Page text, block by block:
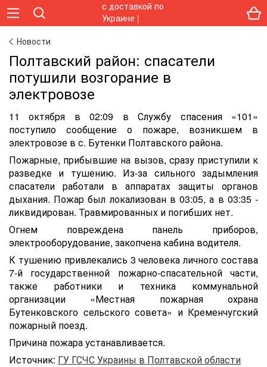
Новости
Полтавский район: спасатели
потушили возгорание в
электровозе
11 октября в 02:09 в Службу спасения «101»
поступило сообщение о пожаре, возникшем в
электровозе в с. Бутенки Полтавского района.
Пожарные, прибывшие на вызов, сразу приступили к
разведке и тушению. Из-за сильного задымления
спасатели работали в аппаратах защиты органов
дыхания. Пожар был локализован в 03:05, а в 03:35 -
ликвидирован. Травмированных и погибших нет.
Огнем повреждена панель приборов,
электрооборудование, закопчена кабина водителя.
К тушению привлекались 3 человека личного состава
7-й государственной пожарно-спасательной части,
также работники и техника коммунальной
организации «Местная пожарная охрана
Бутенковского сельского совета» и Кременчугский
пожарный поезд.
Причина пожара устанавливается.
Источник: ГУ ГСЧС Украины в Полтавской области